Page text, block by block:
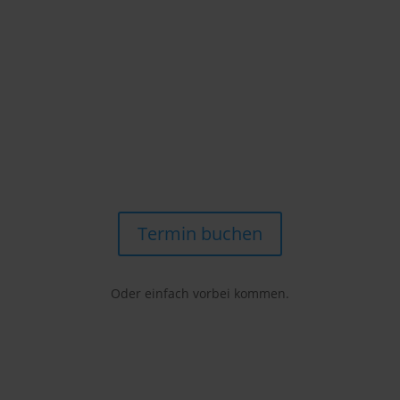
Termin buchen
Oder einfach vorbei kommen.